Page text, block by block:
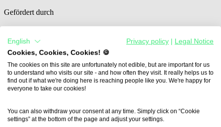
Gefördert durch
© 2026 Medien.Bayern GmbH
Erklärung zur Barriere­freiheit
Community Guidelines
English Privacy policy
Legal Notice
Cookies, Cookies, Cookies! 🍪
The cookies on this site are unfortunately not edible, but are important for us
to understand who visits our site - and how often they visit. It really helps us to
find out if what we're doing here is reaching people like you. We're happy for
everyone to take our cookies!
You can also withdraw your consent at any time. Simply click on “Cookie
settings” at the bottom of the page and adjust your settings.